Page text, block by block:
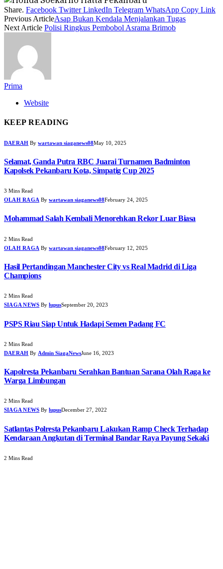
Share. Facebook Twitter LinkedIn Telegram WhatsApp Copy Link
Previous ArticleAsap Bukan Kendala Menjalankan Tugas
Next Article Polisi Ringkus Pembobol Asrama Brimob
Prima
Website
KEEP READING
DAERAH By wartawan siaganews08May 10, 2025
Selamat, Ganda Putra RBC Juarai Turnamen Badminton
Kapolsek Pekanbaru Kota, Simpatig Cup 2025
3 Mins Read
OLAH RAGA By wartawan siaganews08February 24, 2025
Mohammad Salah Kembali Menorehkan Rekor Luar Biasa
2 Mins Read
OLAH RAGA By wartawan siaganews08February 12, 2025
Hasil Pertandingan Manchester City vs Real Madrid di Liga
Champions
2 Mins Read
SIAGA NEWS By lupusSeptember 20, 2023
PSPS Riau Siap Untuk Hadapi Semen Padang FC
2 Mins Read
DAERAH By Admin SiagaNewsJune 16, 2023
Kapolresta Pekanbaru Serahkan Bantuan Sarana Olah Raga ke
Warga Limbungan
2 Mins Read
SIAGA NEWS By lupusDecember 27, 2022
Satlantas Polresta Pekanbaru Lakukan Ramp Check Terhadap
Kendaraan Angkutan di Terminal Bandar Raya Payung Sekaki
2 Mins Read